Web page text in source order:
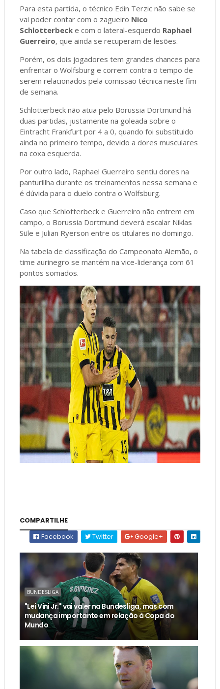
Para esta partida, o técnico Edin Terzic não sabe se
vai poder contar com o zagueiro Nico
Schlotterbeck e com o lateral-esquerdo Raphael
Guerreiro, que ainda se recuperam de lesões.
Porém, os dois jogadores tem grandes chances para
enfrentar o Wolfsburg e correm contra o tempo de
serem relacionados pela comissão técnica neste fim
de semana.
Schlotterbeck não atua pelo Borussia Dortmund há
duas partidas, justamente na goleada sobre o
Eintracht Frankfurt por 4 a 0, quando foi substituido
ainda no primeiro tempo, devido a dores musculares
na coxa esquerda.
Por outro lado, Raphael Guerreiro sentiu dores na
panturillha durante os treinamentos nessa semana e
é dúvida para o duelo contra o Wolfsburg.
Caso que Schlotterbeck e Guerreiro não entrem em
campo, o Borussia Dortmund deverá escalar Niklas
Süle e Julian Ryerson entre os titulares no domingo.
Na tabela de classificação do Campeonato Alemão, o
time aurinegro se mantém na vice-liderança com 61
pontos somados.
COMPARTILHE
Facebook
Twitter Google+
BUNDESLIGA
"Lei Vini Jr." vai valer na Bundesliga, mas com
mudança importante em relação à Copa do
Mundo